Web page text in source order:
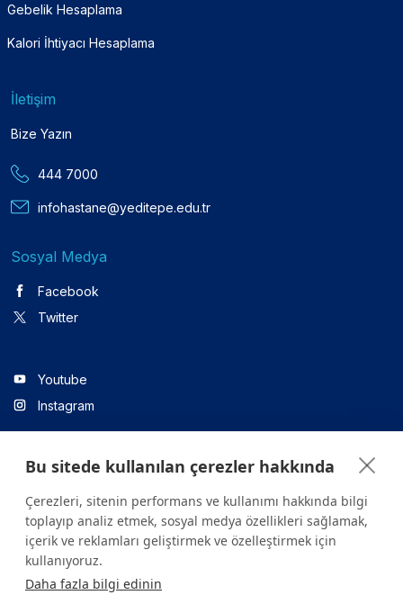
Gebelik Hesaplama
Kalori İhtiyacı Hesaplama
İletişim
Bize Yazın
444 7000
infohastane@yeditepe.edu.tr
Sosyal Medya
Facebook
Twitter
Youtube
Instagram
Linkedin
Sitede yer alan tüm içerikler yalnızca bilgilendirme amaçlıdır.
Sağlığınızla ilgili sorularınız için mutlaka doktoruza ya da bir sağlık
kuruluşuna başvurunuz.
Bu sitede kullanılan çerezler hakkında
Çerezleri, sitenin performans ve kullanımı hakkında bilgi
toplayıp analiz etmek, sosyal medya özellikleri sağlamak,
içerik ve reklamları geliştirmek ve özelleştirmek için
kullanıyoruz.
Daha fazla bilgi edinin